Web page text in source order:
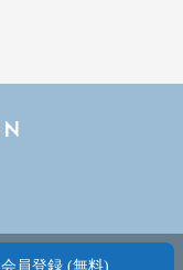
会員登録 (無料)